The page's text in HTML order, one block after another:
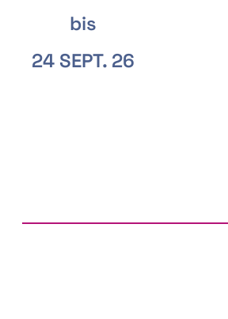
bis
24 SEPT. 26